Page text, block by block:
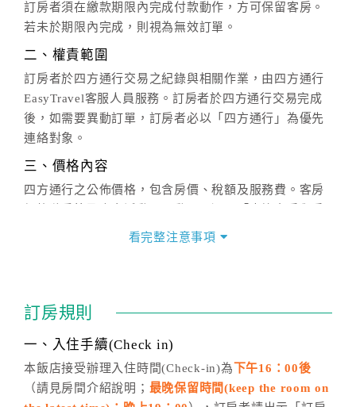
訂房者須在繳款期限內完成付款動作，方可保留客房。
若未於期限內完成，則視為無效訂單。
二、權責範圍
訂房者於四方通行交易之紀錄與相關作業，由四方通行
EasyTravel客服人員服務。訂房者於四方通行交易完成
後，如需要異動訂單，訂房者必以「四方通行」為優先
連絡對象。
三、價格內容
四方通行之公佈價格，包含房價、稅額及服務費。客房
價」之當日價格為標準。
話方式異動訂單。
※非客服時間之申辦異動，皆為次日計算及辦理。
五、客服時間
週一至週日，上午9:00～晚上6:00
看完整注意事項
訂房規則
一、入住手續(Check in)
本飯店接受辦理入住時間(Check-in)為下午16：00後
（請見房間介紹說明； 最晚保留時間(keep the room on